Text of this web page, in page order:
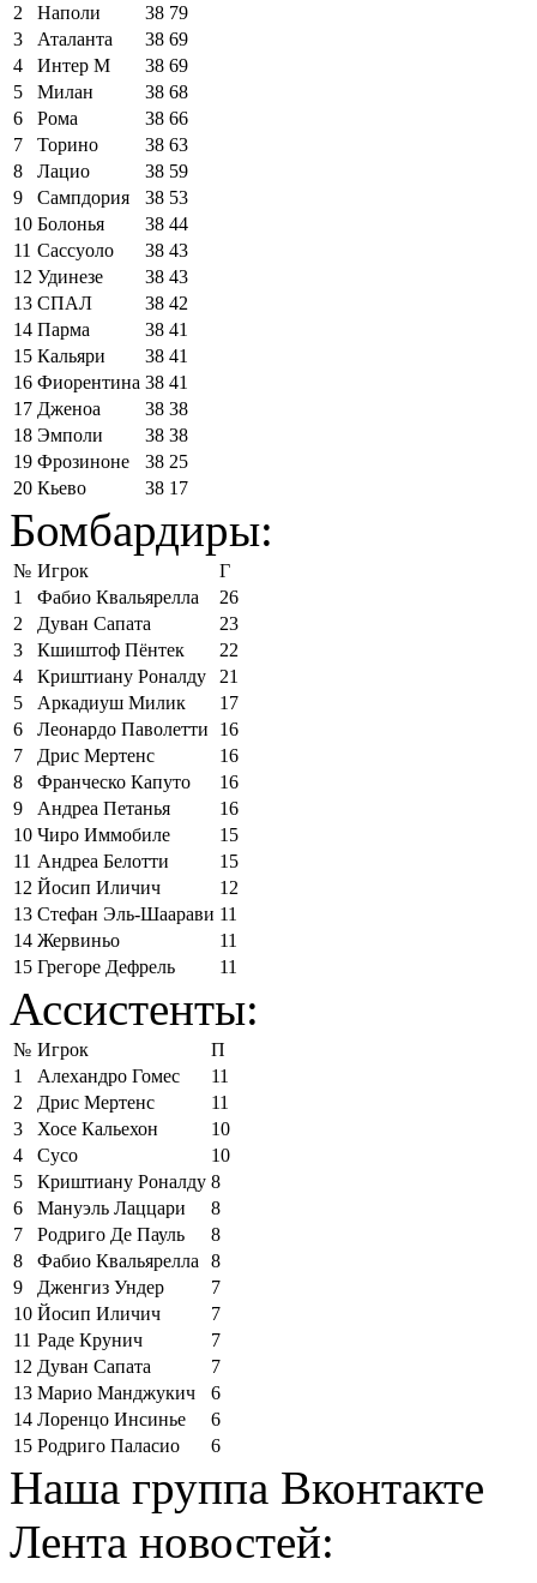
2
Наполи 38 79
3
Аталанта 38 69
4
Интер М 38 69
5
Милан 38 68
6
Рома 38 66
7
Торино 38 63
8
Лацио 38 59
9
Сампдория 38 53
10 Болонья 38 44
11 Сассуоло 38 43
12 Удинезе 38 43
13 СПАЛ 38 42
14 Парма 38 41
15 Кальяри 38 41
16 Фиорентина 38 41
17 Дженоа 38 38
18 Эмполи 38 38
19 Фрозиноне 38 25
20 Кьево 38 17
Бомбардиры:
№ Игрок
Г
1
Фабио Квальярелла
26
2
Дуван Сапата
23
3
Кшиштоф Пёнтек
22
4
Криштиану Роналду
21
5
Аркадиуш Милик
17
6
Леонардо Паволетти
16
7
Дрис Мертенс
16
8
Франческо Капуто
16
9
Андреа Петанья
16
10 Чиро Иммобиле
15
11 Андреа Белотти
15
12 Йосип Иличич
12
13 Стефан Эль-Шаарави 11
14 Жервиньо
11
15 Грегоре Дефрель 11
Ассистенты:
№ Игрок
П
1
Алехандро Гомес
11
2
Дрис Мертенс
11
3
Хосе Кальехон
10
4
Сусо
10
5
Криштиану Роналду 8
6
Мануэль Лаццари
8
7
Родриго Де Пауль
8
8
Фабио Квальярелла
8
9
Дженгиз Ундер
7
10 Йосип Иличич
7
11 Раде Крунич
7
12 Дуван Сапата
7
13 Марио Манджукич
6
14 Лоренцо Инсинье
6
15 Родриго Паласио 6
Наша группа Вконтакте
Лента новостей: